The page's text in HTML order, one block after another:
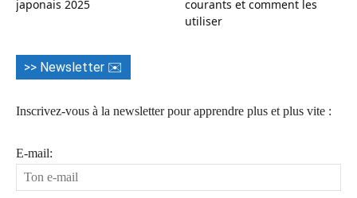
japonais 2025
courants et comment les
utiliser
>> Newsletter ✉️
Inscrivez-vous à la newsletter pour apprendre plus et plus vite :
E-mail: